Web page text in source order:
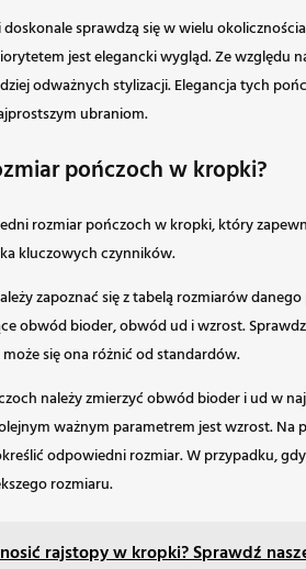
sprawdzą się w wielu
jest elegancki wygląd. Ze względu
odważnych stylizacji. Elegancja tych
ubraniom.
pończoch w kropki?
rozmiar pończoch w kropki, który
kluczowych czynników.
zapoznać się z tabelą rozmiarów
obwód bioder, obwód ud i wzrost.
się ona różnić od standardów.
należy zmierzyć obwód bioder i ud w
ważnym parametrem jest wzrost.
odpowiedni rozmiar. W przypadku,
rozmiaru.
rajstopy w kropki? Sprawdź